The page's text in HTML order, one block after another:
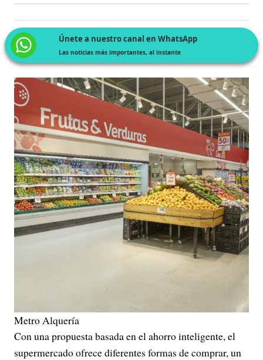
Únete a nuestro canal en WhatsApp
Las noticias más importantes, al instante
Metro Alquería
Con una propuesta basada en el ahorro inteligente, el
supermercado ofrece diferentes formas de comprar, un